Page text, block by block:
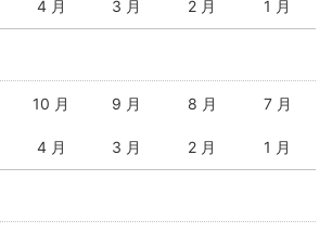
4 月 3 月 2 月 1 月
10 月 9 月 8 月 7 月
4 月 3 月 2 月 1 月